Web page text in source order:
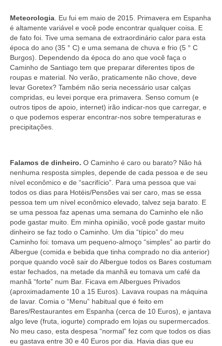
Meteorologia. Eu fui em maio de 2015. Primavera em Espanha
é altamente variável e você pode encontrar qualquer coisa. E
de fato foi. Tive uma semana de extraordinário calor para esta
época do ano (35 ° C) e uma semana de chuva e frio (5 ° C
Burgos). Dependendo da época do ano que você faça o
Caminho de Santiago tem que preparar diferentes tipos de
roupas e material. No verão, praticamente não chove, deve
levar Goretex? Também não seria necessário usar calças
compridas, eu levei porque era primavera. Senso comum (e
outros tipos de apoio, internet) irão indicar-nos que carregar, e
o que podemos esperar encontrar-nos sobre temperaturas e
precipitações.
Falamos de dinheiro. O Caminho é caro ou barato? Não há
nenhuma resposta simples, depende de cada pessoa e de seu
nível econômico e de “sacrifício”. Para uma pessoa que vai
todos os dias para Hotéis/Pensões vai ser caro, mas se essa
pessoa tem um nível econômico elevado, talvez seja barato. E
se uma pessoa faz apenas uma semana do Caminho ele não
pode gastar muito. Em minha opinião, você pode gastar muito
dinheiro se faz todo o Caminho. Um dia “típico” do meu
Caminho foi: tomava um pequeno-almoço “simples” ao partir do
Albergue (comida e bebida que tinha comprado no dia anterior)
porque quando você sair do Albergue todos os Bares costumam
estar fechados, na metade da manhã eu tomava um café da
manhã “forte” num Bar. Ficava em Albergues Privados
(aproximadamente 10 a 15 Euros). Lavava roupas na máquina
de lavar. Comia o “Menu” habitual que é feito em
Bares/Restaurantes em Espanha (cerca de 10 Euros), e jantava
algo leve (fruta, iogurte) comprado em lojas ou supermercados.
No meu caso, esta despesa “normal” fez com que todos os dias
eu gastava entre 30 e 40 Euros por dia. Havia dias que eu